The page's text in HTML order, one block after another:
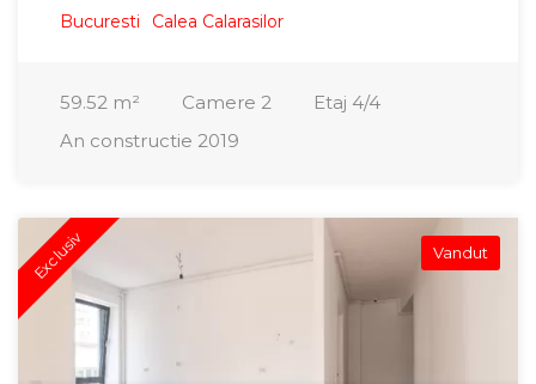
Bucuresti Calea Calarasilor
59.52 m² Camere 2 Etaj 4/4
An constructie 2019
Exclusiv Vandut